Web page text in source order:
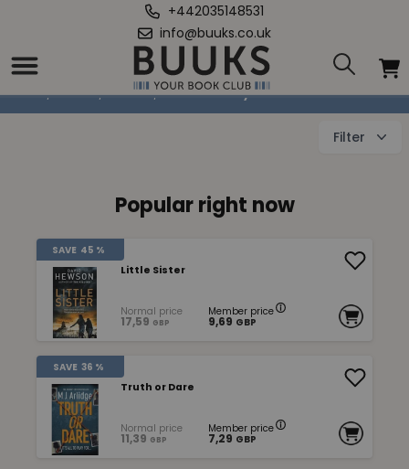
+442035148531
info@buuks.co.uk
Thrillers & Mysteries
Home / Books / Fiction / Thrillers & Mysteries
Filter
Popular right now
SAVE 45 %
Little Sister
Normal price
17,59 GBP
Member price
9,69 GBP
SAVE 36 %
Truth or Dare
Normal price
11,39 GBP
Member price
7,29 GBP